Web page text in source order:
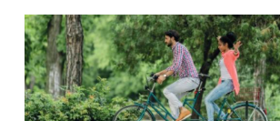
Digitale
infosessie
kandidaat-
vrijwilligers
1